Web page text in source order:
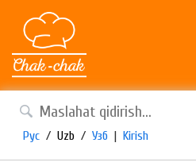
Рус / Uzb / Узб | Kirish